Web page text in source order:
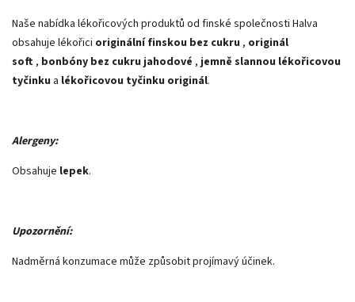
Naše nabídka lékořicových produktů od finské společnosti Halva
obsahuje lékořici originální finskou bez cukru , originál
soft , bonbóny bez cukru jahodové , jemně slannou lékořicovou
tyčinku a lékořicovou tyčinku originál.
Alergeny:
Obsahuje lepek.
Upozornění:
Nadměrná konzumace může způsobit projímavý účinek.